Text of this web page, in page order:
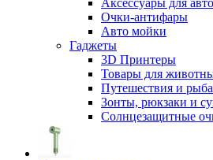
Аксессуары для авто
Очки-антифары
Авто мойки
Гаджеты
3D Принтеры
Товары для
Путешествия и
Зонты, рюкзаки и
Солнцезащитные